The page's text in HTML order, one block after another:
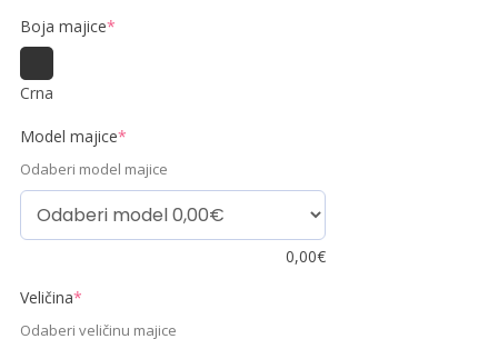
Boja majice*
Crna
Model majice*
Odaberi model majice
0,00€
Veličina*
Odaberi veličinu majice